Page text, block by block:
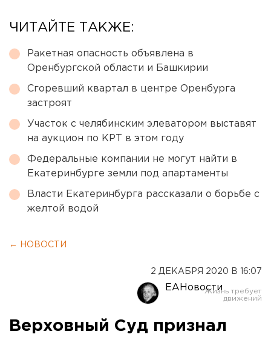
ЧИТАЙТЕ ТАКЖЕ:
Ракетная опасность объявлена в
Оренбургской области и Башкирии
Сгоревший квартал в центре Оренбурга
застроят
Участок с челябинским элеватором выставят
на аукцион по КРТ в этом году
Федеральные компании не могут найти в
Екатеринбурге земли под апартаменты
Власти Екатеринбурга рассказали о борьбе с
желтой водой
← НОВОСТИ
2 ДЕКАБРЯ 2020 В 16:07
ЕАНовости
Верховный Суд признал